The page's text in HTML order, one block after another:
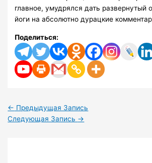
главное, умудрялся дать развернутый
йоги на абсолютно дурацкие
Поделиться:
← Предыдущая Запись
Следующая Запись →